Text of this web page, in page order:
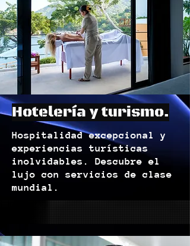
Hotelería y turismo.
Hospitalidad excepcional y
experiencias turísticas
inolvidables. Descubre el
lujo con servicios de clase
mundial.